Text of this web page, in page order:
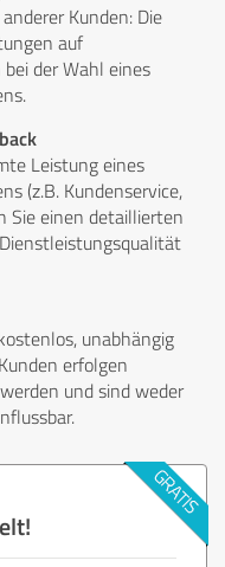
Kunden: Die
auf
der Wahl eines
Leistung eines
(z.B. Kundenservice,
Sie einen detaillierten
unabhängig
erfolgen
und sind weder